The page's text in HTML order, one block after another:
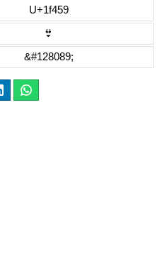
U+1f459
👙
&#128089;